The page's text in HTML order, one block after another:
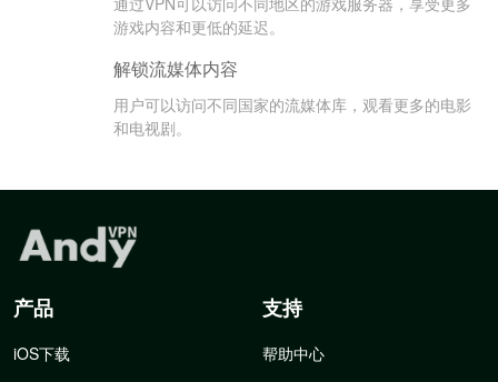
游戏内容和更低的延迟。
解锁流媒体内容
用户可以访问不同国家的流媒体库，观看更多的电影
和电视剧。
产品
iOS下载
支持
帮助中心